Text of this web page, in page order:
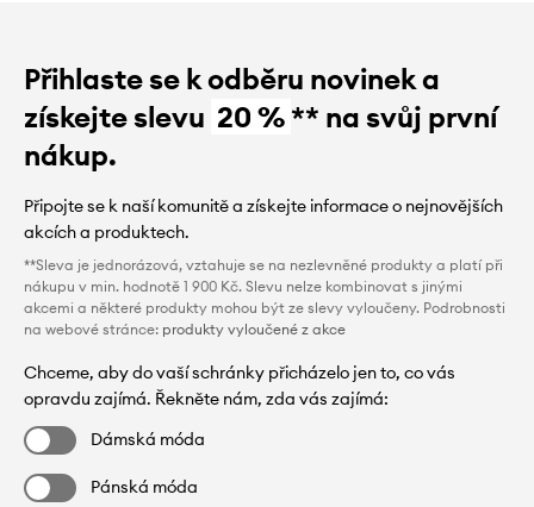
Přihlaste se k odběru novinek a
získejte slevu 20 %** na svůj první
nákup.
Připojte se k naší komunitě a získejte informace o nejnovějších
akcích a produktech.
**Sleva je jednorázová, vztahuje se na nezlevněné produkty a platí při
nákupu v min. hodnotě 1 900 Kč. Slevu nelze kombinovat s jinými
akcemi a některé produkty mohou být ze slevy vyloučeny. Podrobnosti
na webové stránce: produkty vyloučené z akce
Chceme, aby do vaší schránky přicházelo jen to, co vás
opravdu zajímá. Řekněte nám, zda vás zajímá:
Dámská móda
Pánská móda